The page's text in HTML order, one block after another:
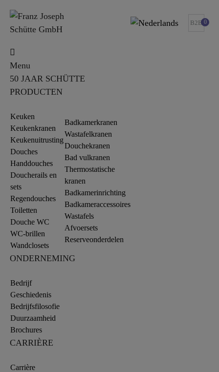
B2B 0
Menu
50 JAAR SCHÜTTE
PRODUCTEN
Keuken
Keukenkranen
Keukenuitrusting
Douches
Handdouches
Doucherails en
sets
Regendouches
Toiletten
Douche WC
WC-brillen
Wandclosets
Badkamerkranen
Wastafelkranen
Douchekranen
Bad vulkranen
Thermostatische
kranen
Badkamerinrichting
Badkameraccessoires
Wastafels
Afvoersets
Reserveonderdelen
ONDERNEMING
Bedrijf
Geschiedenis
Bedrijfsfilosofie
Duurzaamheid
Brochures
CARRIÈRE
Carrière